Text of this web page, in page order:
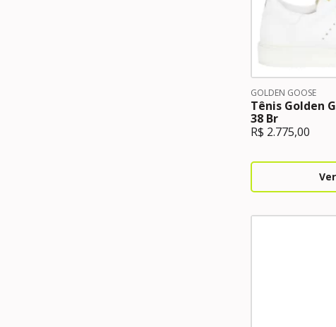
GOLDEN GOOSE
Tênis Golden
38 Br
R$ 2.775,00